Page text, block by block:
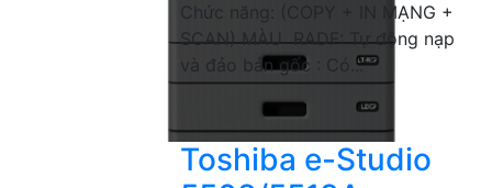
Chức năng: (COPY + IN MẠNG +
SCAN) MÀU RADF: Tự động nạp
và đảo bản gốc : Có...
Toshiba e-Studio